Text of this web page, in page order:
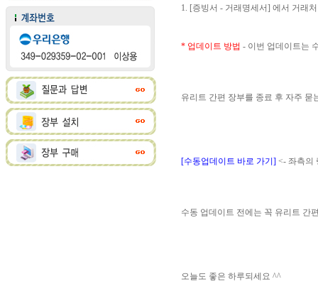
1. [증빙서 - 거래명세서] 에서 거래
* 업데이트 방법 - 이번 업데이트는
유리트 간편 장부를 종료 후 자주
[수동업데이트 바로 가기] <- 좌측의
수동 업데이트 전에는 꼭 유리트 간
오늘도 좋은 하루되세요 ^^